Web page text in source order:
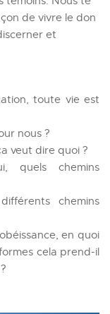
de vivre le don
et
toute vie est
nous ?
veut dire quoi ?
quels chemins
chemins
en quoi
cela prend-il